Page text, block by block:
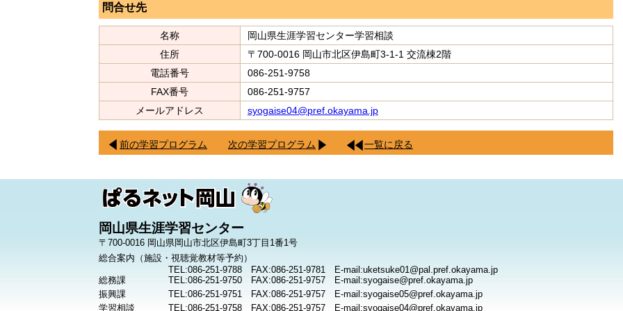
問合せ先
名称
岡山県生涯学習センター学習相談
住所
〒700-0016 岡山市北区伊島町3-1-1 交流棟2階
電話番号
086-251-9758
FAX番号
086-251-9757
メールアドレス
syogaise04@pref.okayama.jp
前の学習プログラム 次の学習プログラム 一覧に戻る
岡山県生涯学習センター
〒700-0016 岡山県岡山市北区伊島町3丁目1番1号
総合案内（施設・視聴覚教材等予約）
TEL:086-251-9788 FAX:086-251-9781 E-mail:uketsuke01@pal.pref.okayama.jp
総務課
TEL:086-251-9750 FAX:086-251-9757 E-mail:syogaise@pref.okayama.jp
振興課
TEL:086-251-9751 FAX:086-251-9757 E-mail:syogaise05@pref.okayama.jp
学習相談
TEL:086-251-9758 FAX:086-251-9757 E-mail:syogaise04@pref.okayama.jp